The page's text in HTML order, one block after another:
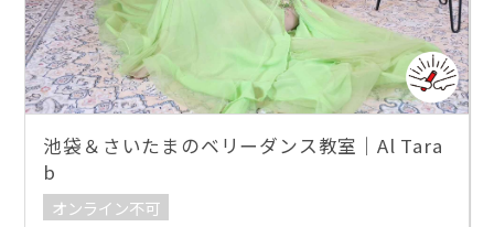
池袋＆さいたまのベリーダンス教室｜Al Tara
b
オンライン不可